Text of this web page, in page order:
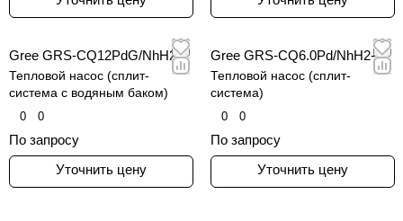
Gree GRS-CQ12PdG/NhH2-E
Тепловой насос (сплит-
система с водяным баком)
0 0
По запросу
Уточнить цену
Gree GRS-CQ6.0Pd/NhH2-E
Тепловой насос (сплит-
система)
0 0
По запросу
Уточнить цену